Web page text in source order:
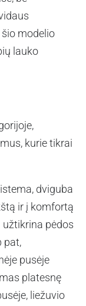
modelio
lauko
kurie tikrai
dviguba
ir į komfortą
pėdos
pat,
pusėje
platesnę
liežuvio